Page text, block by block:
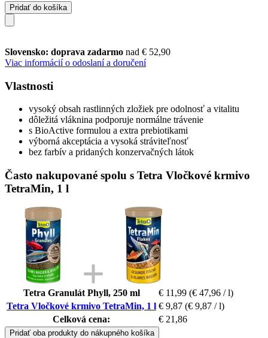
Pridať do košíka
Slovensko: doprava zadarmo nad € 52,90
Viac informácií o odoslaní a doručení
Vlastnosti
vysoký obsah rastlinných zložiek pre odolnosť a vitalitu
dôležitá vláknina podporuje normálne trávenie
s BioActive formulou a extra prebiotikami
výborná akceptácia a vysoká stráviteľnosť
bez farbív a pridaných konzervačných látok
Často nakupované spolu s Tetra Vločkové krmivo
TetraMin, 1 l
Tetra Granulát Phyll, 250 ml € 11,99 (€ 47,96 / l)
Tetra Vločkové krmivo TetraMin, 1 l € 9,87 (€ 9,87 / l)
Celková cena:
€ 21,86
Pridať oba produkty do nákupného košíka